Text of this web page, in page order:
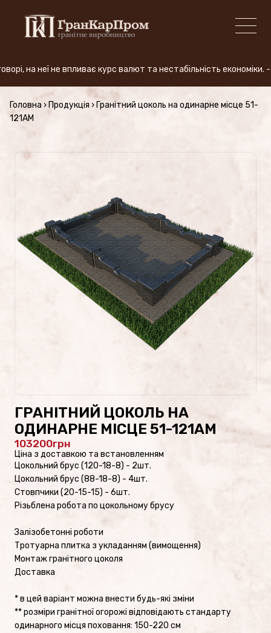
+380 (50) 380-59-57
АКЦІЯ
Продукція (Ціни)
Проекти пам’ятників
Скульптури зі скла/
Пам’ятники зі скла
ФОТОКАТАЛОГ
Пам’ятники №2
Цоколі
не впливає курс валют та нестабільність
Головна › Продукція › Гранітний цоколь на одинарне місце 51-
121AM
ГРАНІТНИЙ ЦОКОЛЬ НА
ОДИНАРНЕ МІСЦЕ 51-121AM
103200
Ціна з доставкою та встановленням
Цокольний брус (120-18-8) - 2шт.
Цокольний брус (88-18-8) - 4шт.
Стовпчики (20-15-15) - 6шт.
Різьблена робота по цокольному брусу
Залізобетонні роботи
Тротуарна плитка з укладанням (вимощення)
Монтаж гранітного цоколя
Доставка
* в цей варіант можна внести будь-які зміни
** розміри гранітної огорожі відповідають стандарту
одинарного місця поховання: 150-220 см